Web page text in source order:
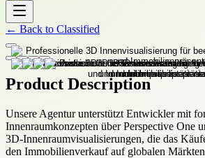
← Back to Classified
Product Description
Unsere Agentur unterstützt Entwickler mit
Innenraumkonzepten über Perspective One
3D-Innenraumvisualisierungen, die das
den Immobilienverkauf auf globalen